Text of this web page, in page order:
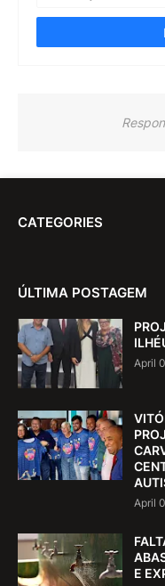
CATEGORIES
ÚLTIMA POSTAGEM
April
April
E